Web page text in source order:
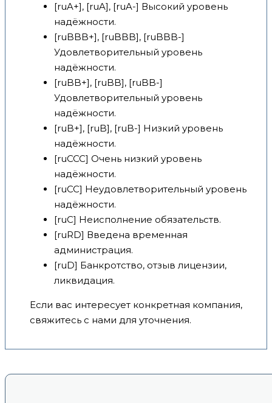
[ruA+], [ruA], [ruA-] Высокий уровень
надёжности.
[ruBBB+], [ruBBB], [ruBBB-]
Удовлетворительный уровень
надёжности.
[ruBB+], [ruBB], [ruBB-]
Удовлетворительный уровень
надёжности.
[ruB+], [ruB], [ruB-] Низкий уровень
надёжности.
[ruCCC] Очень низкий уровень
надёжности.
[ruCC] Неудовлетворительный уровень
надёжности.
[ruC] Неисполнение обязательств.
[ruRD] Введена временная
администрация.
[ruD] Банкротство, отзыв лицензии,
ликвидация.
Если вас интересует конкретная компания,
свяжитесь с нами для уточнения.